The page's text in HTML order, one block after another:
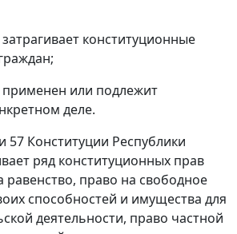
конституционные
или подлежит
деле.
57 Конституции Республики
ряд конституционных прав
равенство, право на свободное
способностей и имущества для
деятельности, право частной